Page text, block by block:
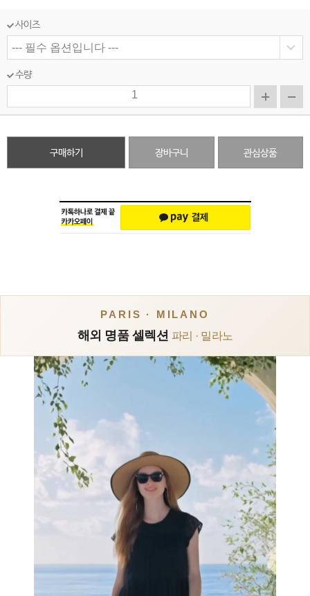
사이즈
수량
구매하기 장바구니 관심상품
PARIS · MILANO
해외 명품 셀렉션 파리 · 밀라노